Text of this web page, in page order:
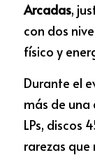
Arcadas,
con dos
físico y
Durante el
más de
LPs, discos
rarezas que